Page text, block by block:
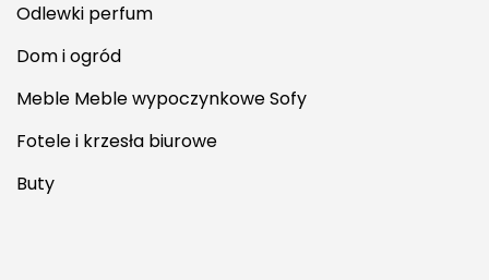
Odlewki perfum
Dom i ogród
Meble Meble wypoczynkowe Sofy
Fotele i krzesła biurowe
Buty